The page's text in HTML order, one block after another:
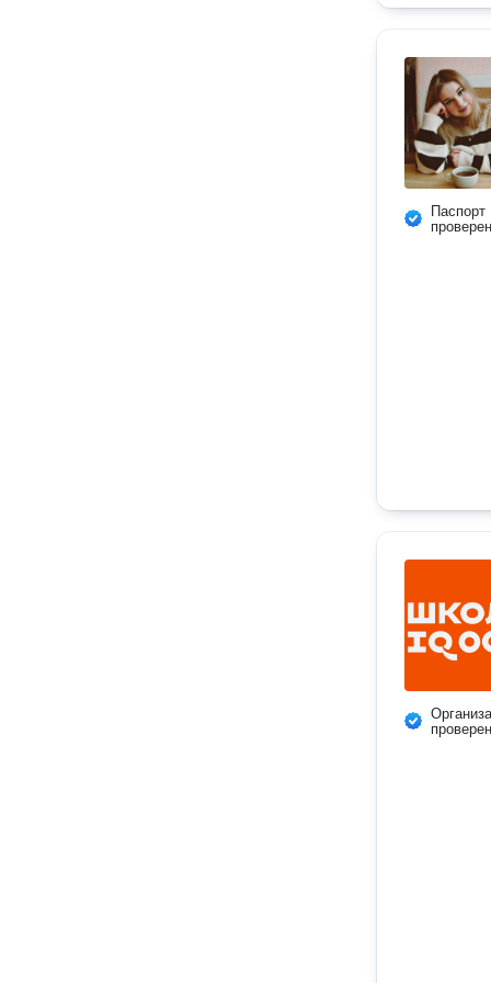
Паспорт
проверен